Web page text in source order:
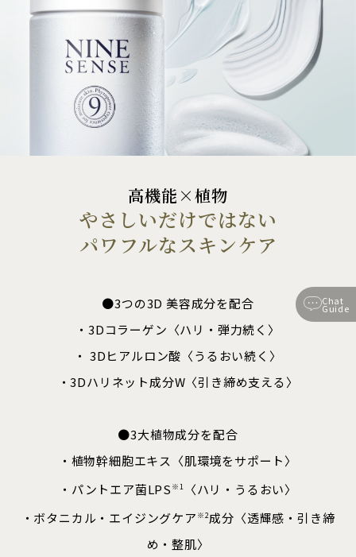
Chat
Guide
高機能×植物
やさしいだけではない
パワフルなスキンケア
●3つの3D 美容成分を配合
・3Dコラーゲン〈ハリ・弾力続く〉
・ 3Dヒアルロン酸〈うるおい続く〉
・3Dハリネット成分W〈引き締め支える〉
●3大植物成分を配合
・植物幹細胞エキス〈肌環境をサポート〉
・パントエア菌LPS ※1
〈ハリ・うるおい〉
・ボタニカル・エイジングケア ※2成分〈透輝感・引き締
め・整肌〉